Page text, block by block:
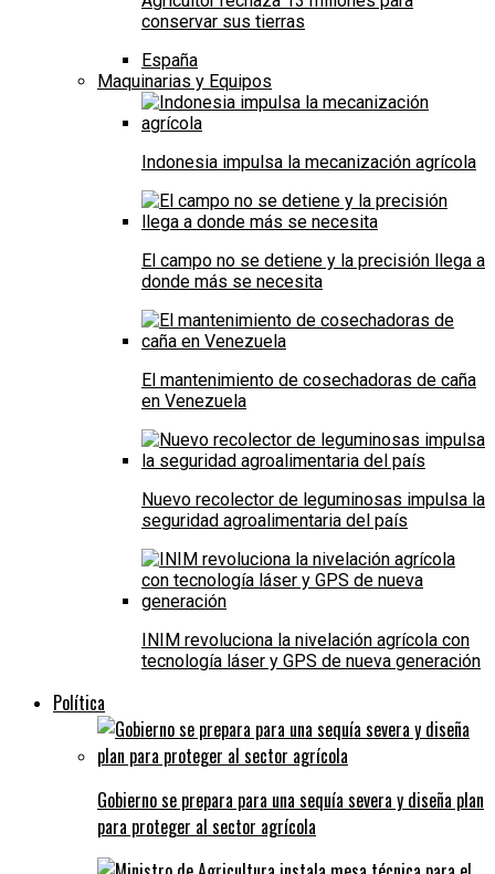
conservar sus tierras
España
Maquinarias y Equipos
Indonesia impulsa la mecanización agrícola
El campo no se detiene y la precisión llega a
donde más se necesita
El mantenimiento de cosechadoras de caña
en Venezuela
Nuevo recolector de leguminosas impulsa la
seguridad agroalimentaria del país
INIM revoluciona la nivelación agrícola con
tecnología láser y GPS de nueva generación
Política
Gobierno se prepara para una sequía severa y diseña plan
para proteger al sector agrícola